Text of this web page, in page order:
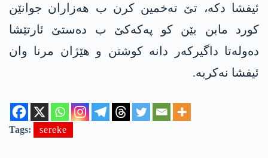
ئیفشا دکە، تێ تەخمین کرن ب هەزاران جوانێن
کورد مابن یێن کو په‌كه‌كێ ب دەستێ ئارتێشا
دەولەتا داگیرکەر دانە کوشتن و هێژان مرنا وان
ئیفشا نەکربە.
Tags: sereke